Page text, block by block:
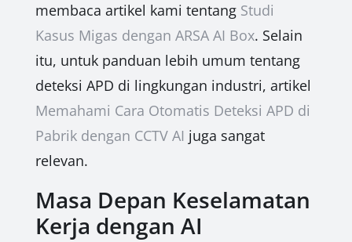
membaca artikel kami tentang Studi
Kasus Migas dengan ARSA AI Box. Selain
itu, untuk panduan lebih umum tentang
deteksi APD di lingkungan industri, artikel
Memahami Cara Otomatis Deteksi APD di
Pabrik dengan CCTV AI juga sangat
relevan.
Masa Depan Keselamatan
Kerja dengan AI